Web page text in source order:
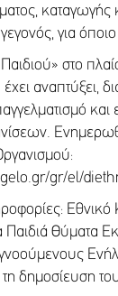
καταγωγής
για όποιο
στο
αναπτύξει,
και
gr/el/
Εθνικό
Παιδιά Θύματα
δημοσίευση